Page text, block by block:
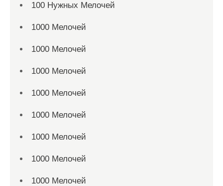
100 Нужных Мелочей
1000 Мелочей
1000 Мелочей
1000 Мелочей
1000 Мелочей
1000 Мелочей
1000 Мелочей
1000 Мелочей
1000 Мелочей